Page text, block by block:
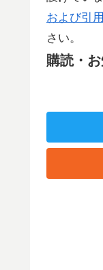
および引
さい。
購読・